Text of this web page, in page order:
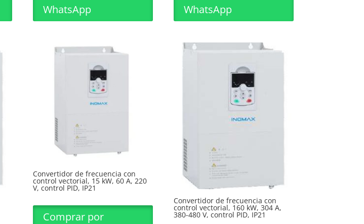
WhatsApp
WhatsApp
Convertidor de frecuencia con
control vectorial, 15 kW, 60 A, 220
V, control PID, IP21
Comprar por
Convertidor de frecuencia con
control vectorial, 160 kW, 304 A,
380-480 V, control PID, IP21